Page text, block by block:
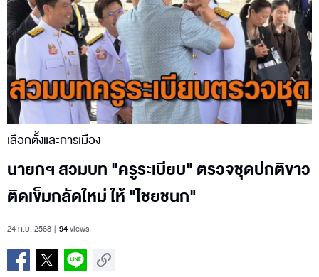
เลือกตั้งและการเมือง
นายกฯ สวมบท "ครูระเบียบ" ตรวจชุดปกติขาว
ติดเข็มกลัดใหม่ ให้ "ไชยชนก"
24 ก.ย. 2568 94views